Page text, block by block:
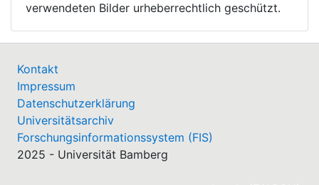
verwendeten Bilder urheberrechtlich geschützt.
Kontakt
Impressum
Datenschutzerklärung
Universitätsarchiv
Forschungsinformationssystem (FIS)
2025 - Universität Bamberg